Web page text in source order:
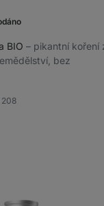
BIO ⁠–⁠ pikantní koření
bez
208